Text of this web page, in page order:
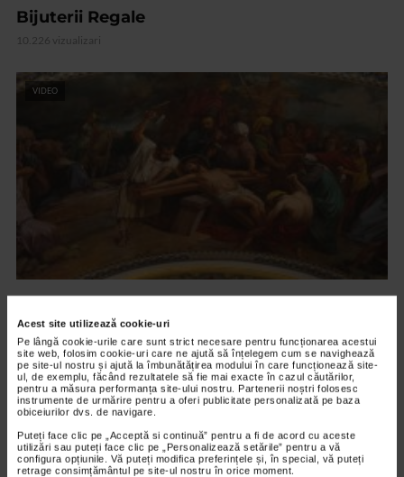
Acest site utilizează cookie-uri
Pe lângă cookie-urile care sunt strict necesare pentru funcționarea acestui
site web, folosim cookie-uri care ne ajută să înțelegem cum se navighează
pe site-ul nostru și ajută la îmbunătățirea modului în care funcționează site-
ul, de exemplu, făcând rezultatele să fie mai exacte în cazul căutărilor,
pentru a măsura performanța site-ului nostru. Partenerii noștri folosesc
instrumente de urmărire pentru a oferi publicitate personalizată pe baza
obiceiurilor dvs. de navigare.
Puteți face clic pe „Acceptă si continuă” pentru a fi de acord cu aceste
utilizări sau puteți face clic pe „Personalizează setările” pentru a vă
configura opțiunile. Vă puteți modifica preferințele și, în special, vă puteți
retrage consimțământul pe site-ul nostru în orice moment.
Bijuterii Regale
10.226 vizualizari
VIDEO
COLECŢIA SENSO TV
Joia Mare
34.673 vizualizari
VIDEO